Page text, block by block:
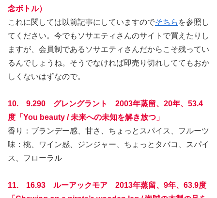
念ボトル）
これに関しては以前記事にしていますのでそちら を参照し
てください。今でもソサエティさんのサイトで買えたりし
ますが、会員制であるソサエティさんだからこそ残ってい
るんでしょうね。そうでなければ即売り切れしててもおか
しくないはずなので。
10. 9.290 グレングラント 2003年蒸留、20年、53.4
度「You beauty / 未来への未知を解き放つ」
香り：ブランデー感、甘さ、ちょっとスパイス、フルーツ
味：桃、ワイン感、ジンジャー、ちょっとタバコ、スパイ
ス、フローラル
11. 16.93 ルーアックモア 2013年蒸留、9年、63.9度